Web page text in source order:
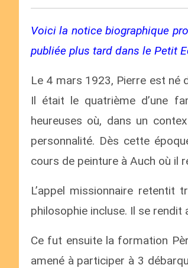
Voici la notice biographique
publiée plus tard dans le Petit
Le 4 mars 1923, Pierre est né
Il était le quatrième d’une
heureuses où, dans un
personnalité. Dès cette
cours de peinture à Auch où il
L’appel missionnaire retentit
philosophie incluse. Il se
Ce fut ensuite la formation
amené à participer à 3